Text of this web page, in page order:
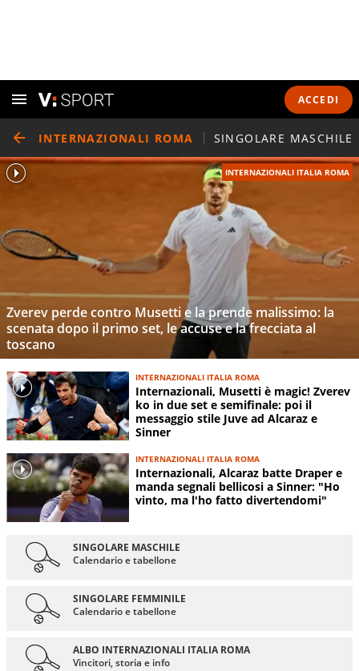
ACCEDI
INTERNAZIONALI ROMA SINGOLARE MASCHILE
INTERNAZIONALI ITALIA ROMA
Zverev perde contro Musetti e la prende malissimo: la
scenata dopo il primo set, le accuse e la frecciata al
toscano
INTERNAZIONALI ITALIA ROMA
Internazionali, Musetti è magic! Zverev
ko in due set e semifinale: poi il
messaggio stile Juve ad Alcaraz e
Sinner
INTERNAZIONALI ITALIA ROMA
Internazionali, Alcaraz batte Draper e
manda segnali bellicosi a Sinner: "Ho
vinto, ma l'ho fatto divertendomi"
SINGOLARE MASCHILE
Calendario e tabellone
SINGOLARE FEMMINILE
Calendario e tabellone
ALBO INTERNAZIONALI ITALIA ROMA
Vincitori, storia e info